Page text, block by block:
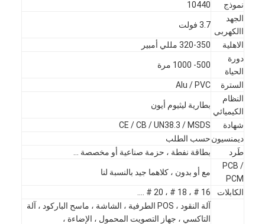
نموذج
10440
الجهد
االكهربى
3.7 فولت
الاهلية
320-350 مللي أمبير
دورة
الحياة
500- 1000 مرة
السترة
Alu / PVC
النظام
الكيميائي
بطارية ليثيوم أيون
شهادة
CE / CB / UN38.3 / MSDS
ديمنسيونحسب الطلب
طَرد
بطاقة نفطة ، حزمة صناعية أو مخصصة ...
PCB /
PCM
مع أو بدون ، كلاهما جيد بالنسبة لنا
الكابلات 16 # ، 18 # ، 20 # ....
آلة النقود ، POS الطرفية ، الشاشة ، ماسح الباركود ، آلة
التاكسي ، جهاز التصويت المحمول ، الإضاءة ،